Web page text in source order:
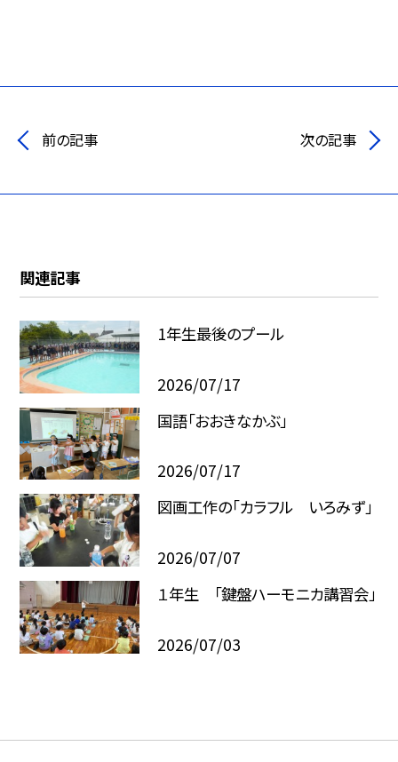
前の記事 次の記事
関連記事
1年生最後のプール
2026/07/17
国語「おおきなかぶ」
2026/07/17
図画工作の「カラフル いろみず」
2026/07/07
１年生 「鍵盤ハーモニカ講習会」
2026/07/03